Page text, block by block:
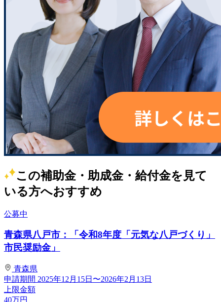
この補助金・助成金・給付金を見て
いる方へおすすめ
公募中
青森県八戸市：「令和8年度「元気な八戸づくり」
市民奨励金」
青森県
申請期間 2025年12月15日〜2026年2月13日
上限金額
40万円